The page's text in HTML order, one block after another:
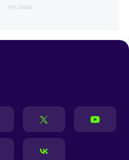
РЕКЛАМА